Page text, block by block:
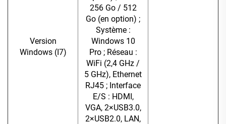
Version
Windows (I7)
256 Go / 512
Go (en option) ;
Système :
Windows 10
Pro ; Réseau :
WiFi (2,4 GHz /
5 GHz), Ethernet
RJ45 ; Interface
E/S : HDMI,
VGA, 2×USB3.0,
2×USB2.0, LAN,